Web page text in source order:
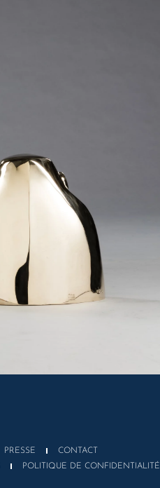
PRESSE CONTACT
POLITIQUE DE CONFIDENTIALITÉ